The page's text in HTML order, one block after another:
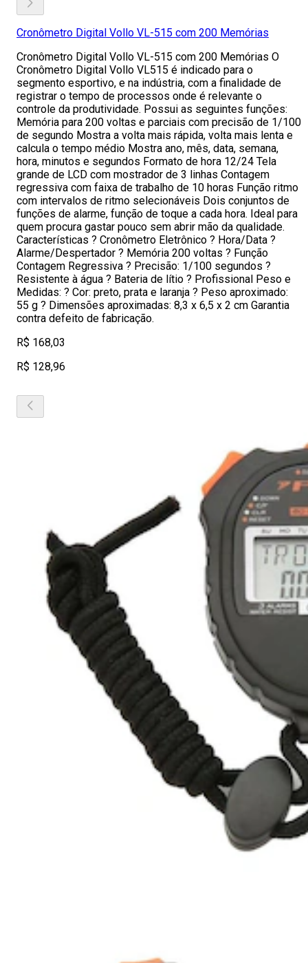
Cronômetro Digital Vollo VL-515 com 200 Memórias
Cronômetro Digital Vollo VL-515 com 200 Memórias O
Cronômetro Digital Vollo VL515 é indicado para o
segmento esportivo, e na indústria, com a finalidade de
registrar o tempo de processos onde é relevante o
controle da produtividade. Possui as seguintes funções:
Memória para 200 voltas e parciais com precisão de 1/100
de segundo Mostra a volta mais rápida, volta mais lenta e
calcula o tempo médio Mostra ano, mês, data, semana,
hora, minutos e segundos Formato de hora 12/24 Tela
grande de LCD com mostrador de 3 linhas Contagem
regressiva com faixa de trabalho de 10 horas Função ritmo
com intervalos de ritmo selecionáveis Dois conjuntos de
funções de alarme, função de toque a cada hora. Ideal para
quem procura gastar pouco sem abrir mão da qualidade.
Características ? Cronômetro Eletrônico ? Hora/Data ?
Alarme/Despertador ? Memória 200 voltas ? Função
Contagem Regressiva ? Precisão: 1/100 segundos ?
Resistente à água ? Bateria de lítio ? Profissional Peso e
Medidas: ? Cor: preto, prata e laranja ? Peso aproximado:
55 g ? Dimensões aproximadas: 8,3 x 6,5 x 2 cm Garantia
contra defeito de fabricação.
R$ 168,03
R$ 128,96